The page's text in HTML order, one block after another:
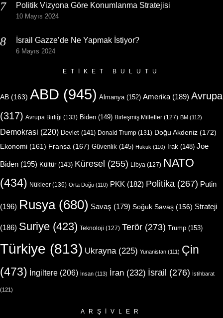
Politik Vizyona Göre Konumlanma Stratejisi
10 Mayıs 2024
İsrail Gazze’de Ne Yapmak İstiyor?
6 Mayıs 2024
ETIKET BULUTU
AB (163) ABD (945) Almanya(152) Amerika (189) Avrupa
(317) Avrupa Birliği (133) Biden (149) Birleşmiş Milletler (127) BM (112)
Demokrasi (220) Devlet (141) Donald Trump (131) Doğu Akdeniz (172)
Ekonomi (161) Fransa (167) Güvenlik (145) Hukuk (110) Irak (148) Joe
Biden (195) Kültür(143) Küresel (255) Libya (127) NATO
(434) Nükleer (136) Orta Doğu (110) PKK (182) Politika (267) Putin
(196) Rusya(680) Savaş (179) Soğuk Savaş (156) Strateji
(186) Suriye (423) Teknoloji (127) Terör (273) Trump (153)
Türkiye (813) Ukrayna(225) Yunanistan (111) Çin
(473) İngiltere (206) İnsan (113) İran (232) İsrail (276) İstihbarat
(121)
ARŞIVLER